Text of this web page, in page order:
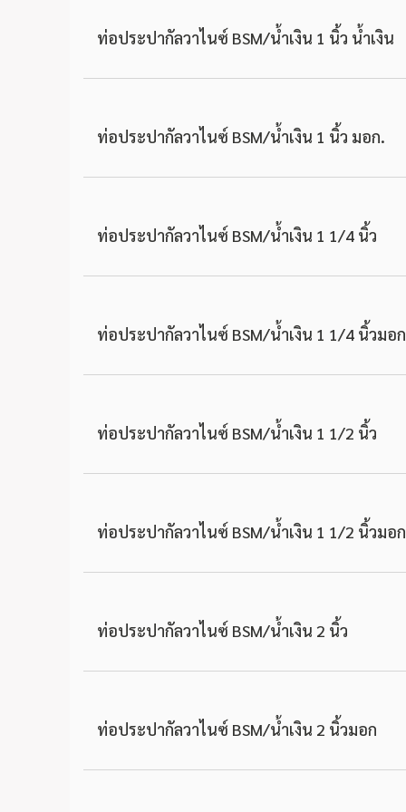
ท่อประปากัลวาไนซ์ BSM/น้ำเงิน 1 นิ้ว น้ำเงิน
ท่อประปากัลวาไนซ์ BSM/น้ำเงิน 1 นิ้ว มอก.
ท่อประปากัลวาไนซ์ BSM/น้ำเงิน 1 1/4 นิ้ว
ท่อประปากัลวาไนซ์ BSM/น้ำเงิน 1 1/4 นิ้วมอ
ท่อประปากัลวาไนซ์ BSM/น้ำเงิน 1 1/2 นิ้ว
ท่อประปากัลวาไนซ์ BSM/น้ำเงิน 1 1/2 นิ้วมอ
ท่อประปากัลวาไนซ์ BSM/น้ำเงิน 2 นิ้ว
ท่อประปากัลวาไนซ์ BSM/น้ำเงิน 2 นิ้วมอก